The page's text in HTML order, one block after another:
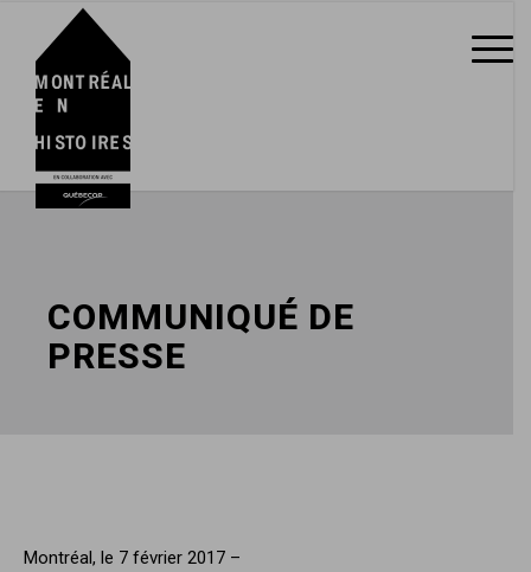
COMMUNIQUÉ DE
PRESSE
Montréal, le 7 février 2017 –